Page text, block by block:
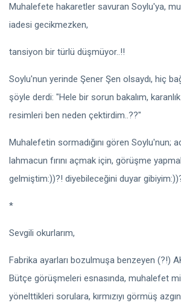
Muhalefete hakaretler savuran Soylu'ya,
iadesi gecikmezken,
tansiyon bir türlü düşmüyor..!!
Soylu'nun yerinde Şener Şen olsaydı, hiç
şöyle derdi: "Hele bir sorun bakalım,
resimleri ben neden çektirdim..??"
Muhalefetin sormadığını gören Soylu'nun;
lahmacun fırını açmak için, görüşme
gelmiştim:))?! diyebileceğini duyar
*
Sevgili okurlarım,
Fabrika ayarları bozulmuşa benzeyen (?!)
Bütçe görüşmeleri esnasında, muhalefet
yönelttikleri sorulara, kırmızıyı görmüş